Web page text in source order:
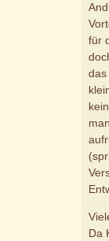
für
das
Da